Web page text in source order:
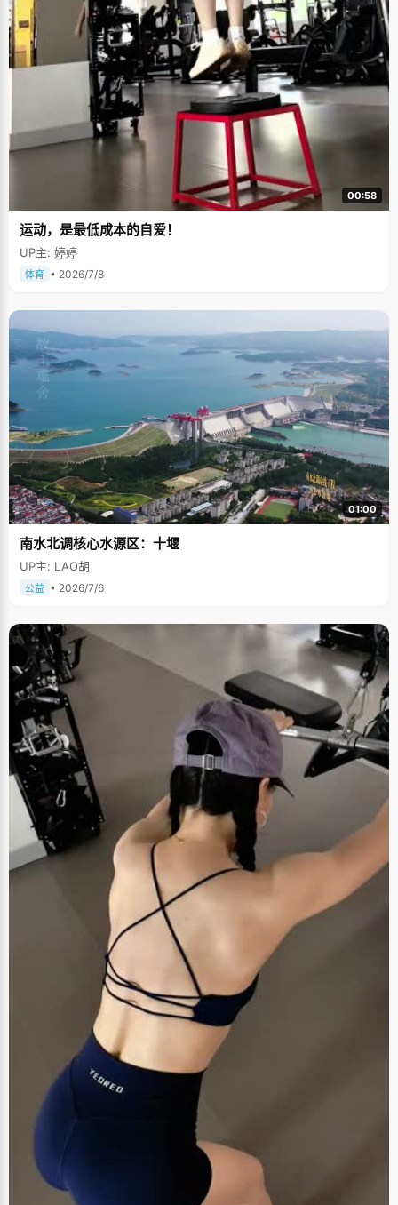
00:58
运动，是最低成本的自爱！
UP主: 婷婷
体育 • 2026/7/8
01:00
南水北调核心水源区：十堰
UP主: LAO胡
公益 • 2026/7/6